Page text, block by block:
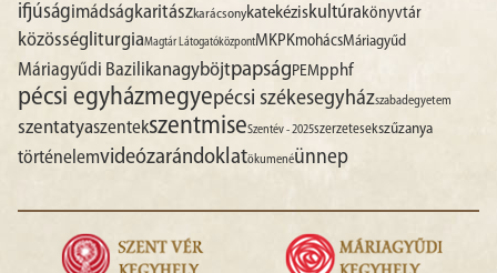
ifjúságimádságkaritászkarácsonykatekéziskultúra könyvtár
közösség liturgiaMagtár LátogatóközpontMKPKmohácsMáriagyűd
Máriagyűdi BazilikanagyböjtpapságPEMpphf
pécsi egyházmegyepécsi székesegyházszabadegyetem
szentatyaszentekszentmiseSzentév - 2025szerzetesekszűzanya
történelemvideózarándoklatökumenéünnep